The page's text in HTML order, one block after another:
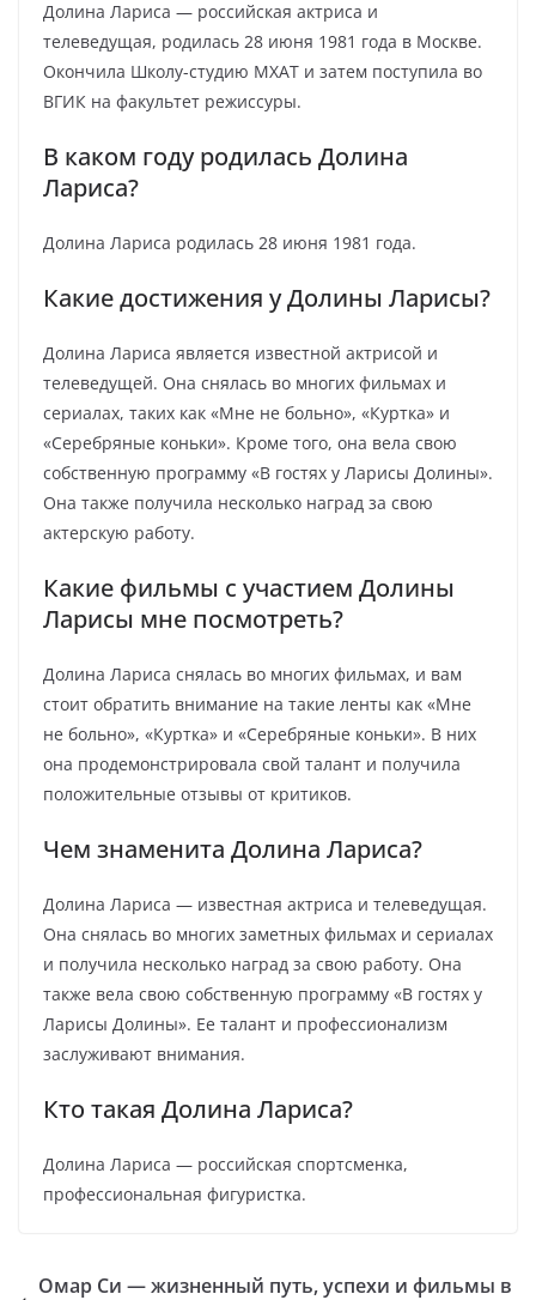
Долина Лариса — российская актриса и
телеведущая, родилась 28 июня 1981 года в Москве.
Окончила Школу-студию МХАТ и затем поступила во
ВГИК на факультет режиссуры.
В каком году родилась Долина
Лариса?
Долина Лариса родилась 28 июня 1981 года.
Какие достижения у Долины Ларисы?
Долина Лариса является известной актрисой и
телеведущей. Она снялась во многих фильмах и
сериалах, таких как «Мне не больно», «Куртка» и
«Серебряные коньки». Кроме того, она вела свою
собственную программу «В гостях у Ларисы Долины».
Она также получила несколько наград за свою
актерскую работу.
Какие фильмы с участием Долины
Ларисы мне посмотреть?
Долина Лариса снялась во многих фильмах, и вам
стоит обратить внимание на такие ленты как «Мне
не больно», «Куртка» и «Серебряные коньки». В них
она продемонстрировала свой талант и получила
положительные отзывы от критиков.
Чем знаменита Долина Лариса?
Долина Лариса — известная актриса и телеведущая.
Она снялась во многих заметных фильмах и сериалах
и получила несколько наград за свою работу. Она
также вела свою собственную программу «В гостях у
Ларисы Долины». Ее талант и профессионализм
заслуживают внимания.
Кто такая Долина Лариса?
Долина Лариса — российская спортсменка,
профессиональная фигуристка.
Омар Си — жизненный путь, успехи и фильмы в